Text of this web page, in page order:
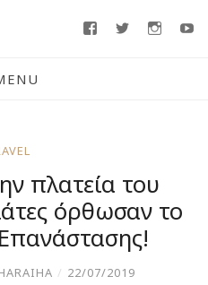
FacebookTwitter
πλατεία του
όρθωσαν το
/ 22/07/2019